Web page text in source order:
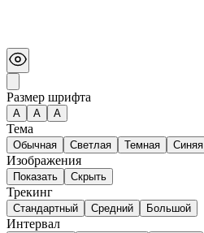
Размер шрифта
А A A
Тема
Обычная Светлая Темная Синяя
Изображения
Показать Скрыть
Трекинг
Стандартный Средний Большой
Интервал